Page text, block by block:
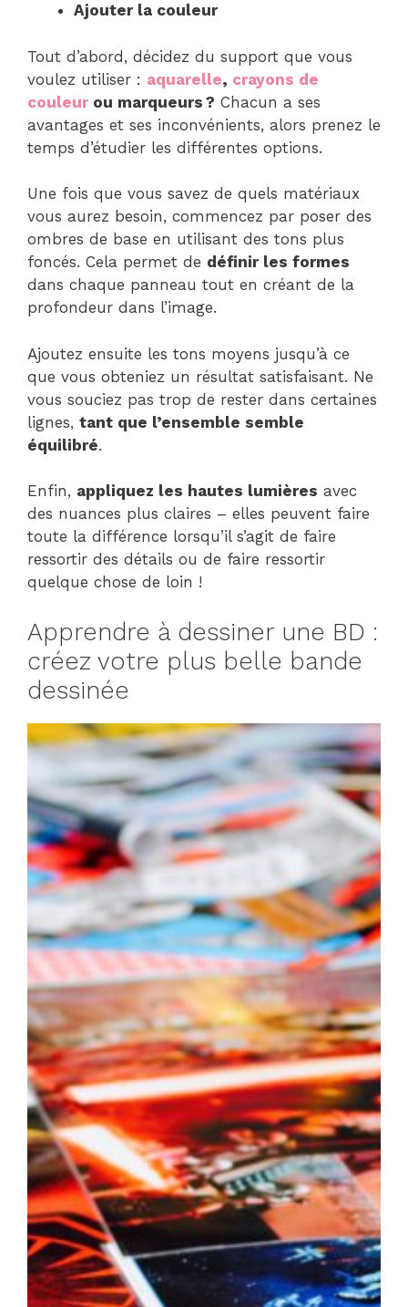
Ajouter la couleur
Tout d’abord, décidez du support que vous
voulez utiliser : aquarelle, crayons de
couleur ou marqueurs ? Chacun a ses
avantages et ses inconvénients, alors prenez le
temps d’étudier les différentes options.
Une fois que vous savez de quels matériaux
vous aurez besoin, commencez par poser des
ombres de base en utilisant des tons plus
foncés. Cela permet de définir les formes
dans chaque panneau tout en créant de la
profondeur dans l’image.
Ajoutez ensuite les tons moyens jusqu’à ce
que vous obteniez un résultat satisfaisant. Ne
vous souciez pas trop de rester dans certaines
lignes, tant que l’ensemble semble
équilibré.
Enfin, appliquez les hautes lumières avec
des nuances plus claires – elles peuvent faire
toute la différence lorsqu’il s’agit de faire
ressortir des détails ou de faire ressortir
quelque chose de loin !
Apprendre à dessiner une BD :
créez votre plus belle bande
dessinée